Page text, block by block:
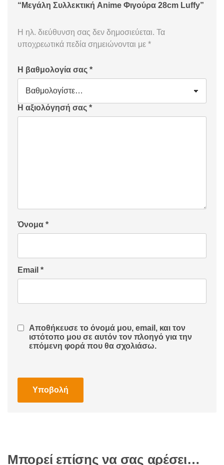
“Μεγάλη Συλλεκτική Anime Φιγούρα 28cm Luffy”
Η ηλ. διεύθυνση σας δεν δημοσιεύεται. Τα
υποχρεωτικά πεδία σημειώνονται με *
Η βαθμολογία σας *
Η αξιολόγησή σας *
Όνομα *
Email *
Αποθήκευσε το όνομά μου, email, και τον
ιστότοπο μου σε αυτόν τον πλοηγό για την
επόμενη φορά που θα σχολιάσω.
Μπορεί επίσης να σας αρέσει…